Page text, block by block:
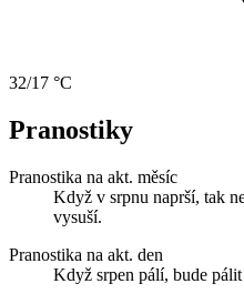
32/17 °C
Pranostiky
Pranostika na akt. měsíc
Když v srpnu naprší, tak
vysuší.
Pranostika na akt. den
Když srpen pálí, bude